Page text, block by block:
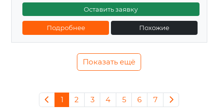
Оставить заявку
Подробнее Похожие
Показать ещё
1 2 3 4 5 6 7